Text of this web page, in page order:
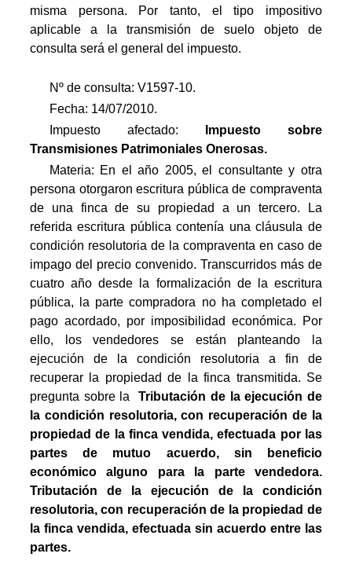
misma persona. Por tanto, el tipo impositivo
aplicable a la transmisión de suelo objeto de
consulta será el general del impuesto.
Nº de consulta: V1597-10.
Fecha: 14/07/2010.
Impuesto afectado:
Impuesto
sobre
Transmisiones Patrimoniales Onerosas.
Materia: En el año 2005, el consultante y otra
persona otorgaron escritura pública de compraventa
de una finca de su propiedad a un tercero. La
referida escritura pública contenía una cláusula de
condición resolutoria de la compraventa en caso de
impago del precio convenido. Transcurridos más de
cuatro año desde la formalización de la escritura
pública, la parte compradora no ha completado el
pago acordado, por imposibilidad económica. Por
ello, los vendedores se están planteando la
ejecución de la condición resolutoria a fin de
recuperar la propiedad de la finca transmitida. Se
pregunta sobre la
 Tributación de la ejecución de
la condición resolutoria, con recuperación de la
propiedad de la finca vendida, efectuada por las
partes de mutuo acuerdo, sin beneficio
económico alguno para la parte vendedora.
Tributación de la ejecución de la condición
resolutoria, con recuperación de la propiedad de
la finca vendida, efectuada sin acuerdo entre las
partes.